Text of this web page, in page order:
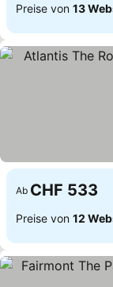
Preise von 13
Ab CHF 533
Preise von 12